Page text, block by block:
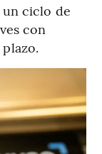
un ciclo de
con